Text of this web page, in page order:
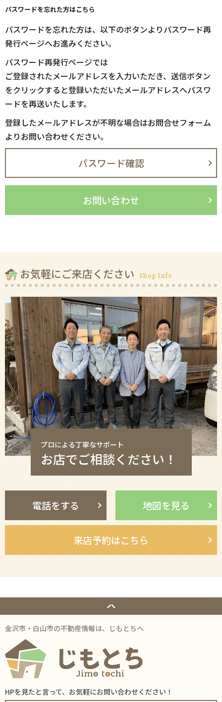
パスワードを忘れた方はこちら
パスワードを忘れた方は、以下のボタンよりパスワード再
発行ページへお進みください。
パスワード再発行ページでは
ご登録されたメールアドレスを入力いただき、送信ボタン
をクリックすると登録いただいたメールアドレスへパスワ
ードを再送いたします。
登録したメールアドレスが不明な場合はお問合せフォーム
よりお問い合わせください。
パスワード確認
お問い合わせ
お気軽にご来店ください Shop Info
プロによる丁寧なサポート
お店でご相談ください！
電話をする 地図を見る
来店予約はこちら
金沢市・白山市の不動産情報は、じもとちへ
HPを見たと言って、お気軽にお問い合わせください！